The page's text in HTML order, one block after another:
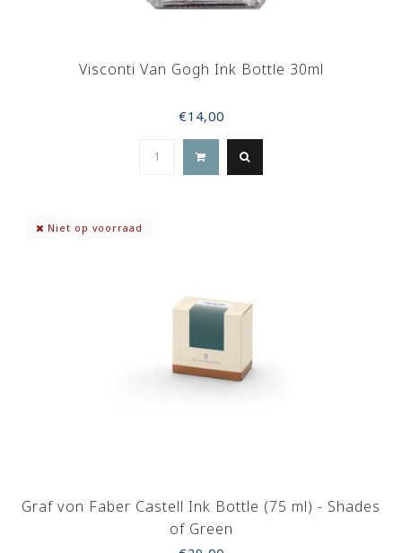
Visconti Van Gogh Ink Bottle 30ml
€14,00
Niet op voorraad
Graf von Faber Castell Ink Bottle (75 ml) - Shades
of Green